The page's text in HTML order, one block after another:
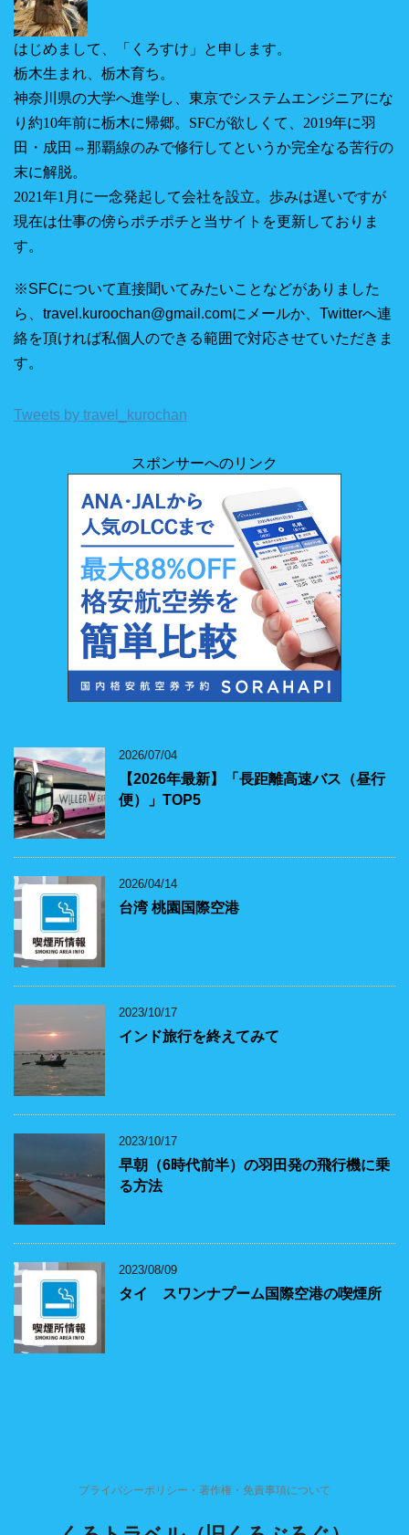
はじめまして、「くろすけ」と申します。
栃木生まれ、栃木育ち。
神奈川県の大学へ進学し、東京でシステムエンジニアにな
り約10年前に栃木に帰郷。SFCが欲しくて、2019年に羽
田・成田⇔那覇線のみで修行してというか完全なる苦行の
末に解脱。
2021年1月に一念発起して会社を設立。 歩みは遅いですが
現在は仕事の傍らポチポチと当サイトを更新しておりま
す。
※SFCについて直接聞いてみたいことなどがありました
ら、travel.kuroochan@gmail.comにメールか、Twitterへ連
絡を頂ければ私個人のできる範囲で対応させていただきま
す。
Tweets by travel_kurochan
スポンサーへのリンク
2026/07/04
【2026年最新】「長距離高速バス（昼行
便）」TOP5
2026/04/14
台湾 桃園国際空港
2023/10/17
インド旅行を終えてみて
2023/10/17
早朝（6時代前半）の羽田発の飛行機に乗
る方法
2023/08/09
タイ スワンナプーム国際空港の喫煙所
プライバシーポリシー・著作権・免責事項について